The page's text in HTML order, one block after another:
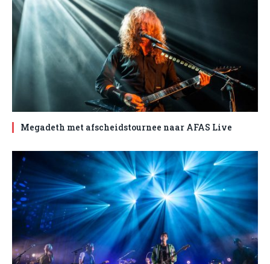
Megadeth met afscheidstournee naar AFAS Live